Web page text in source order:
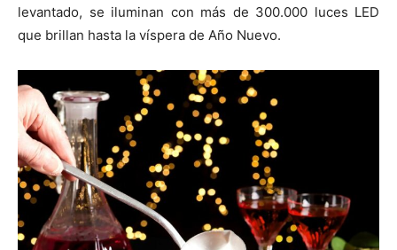
levantado, se iluminan con más de 300.000 luces LED
que brillan hasta la víspera de Año Nuevo.